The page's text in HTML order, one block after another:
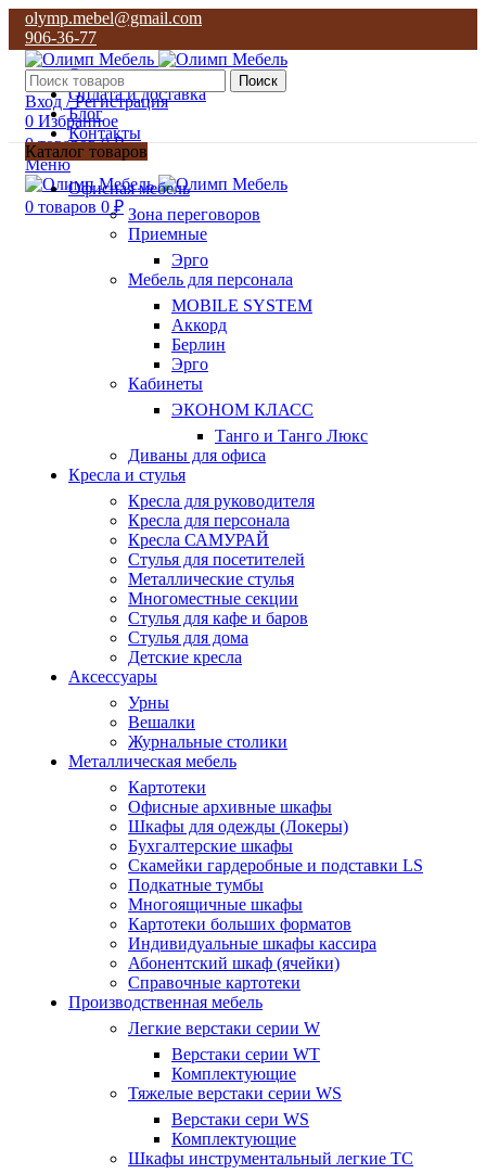
olymp.mebel@gmail.com
906-36-77
О нас
Оплата и доставка
Блог
Контакты
906-36-77
Поиск
Вход / Регистрация
0 Избранное
0товаров 0₽
Меню
0 товаров 0 ₽
Каталог товаров
Офисная мебель
Зона переговоров
Приемные
Эрго
Мебель для персонала
MOBILE SYSTEM
Аккорд
Берлин
Эрго
Кабинеты
ЭКОНОМ КЛАСС
Танго и Танго Люкс
Диваны для офиса
Кресла и стулья
Кресла для руководителя
Кресла для персонала
Кресла САМУРАЙ
Стулья для посетителей
Металлические стулья
Многоместные секции
Стулья для кафе и баров
Стулья для дома
Детские кресла
Аксессуары
Урны
Вешалки
Журнальные столики
Металлическая мебель
Картотеки
Офисные архивные шкафы
Шкафы для одежды (Локеры)
Бухгалтерские шкафы
Скамейки гардеробные и подставки LS
Подкатные тумбы
Многоящичные шкафы
Картотеки больших форматов
Индивидуальные шкафы кассира
Абонентский шкаф (ячейки)
Справочные картотеки
Производственная мебель
Легкие верстаки серии W
Верстаки серии WT
Комплектующие
Тяжелые верстаки серии WS
Верстаки сери WS
Комплектующие
Шкафы инструментальный легкие ТС